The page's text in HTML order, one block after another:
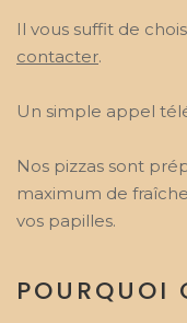
Il vous suffit de
contacter.
Un simple appel
Nos pizzas sont
maximum de
vos papilles.
POURQUOI